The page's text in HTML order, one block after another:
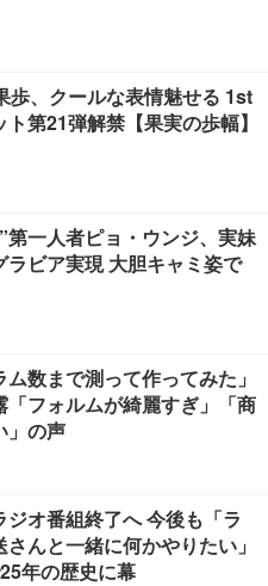
歩、クールな表情魅せる 1st
第21弾解禁【果実の歩幅】
第一人者ピョ・ウンジ、実妹
ラビア実現 大胆キャミ姿で
数まで測って作ってみた」
「フォルムが綺麗すぎ」「商
」の声
オ番組終了へ 今後も「ラ
んと一緒に何かやりたい」
年の歴史に幕